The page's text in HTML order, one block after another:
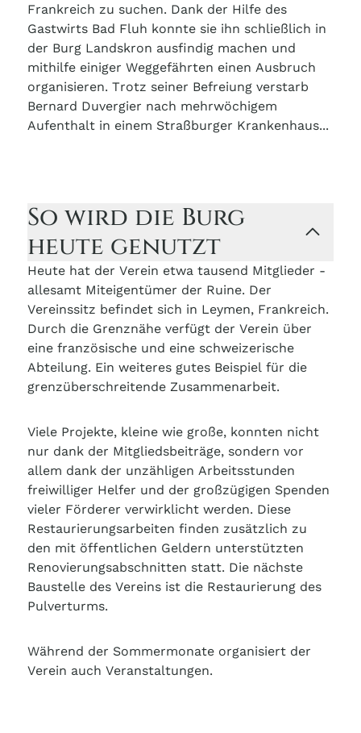
Frankreich zu suchen. Dank der Hilfe des
Gastwirts Bad Fluh konnte sie ihn schließlich in
der Burg Landskron ausfindig machen und
mithilfe einiger Weggefährten einen Ausbruch
organisieren. Trotz seiner Befreiung verstarb
Bernard Duvergier nach mehrwöchigem
Aufenthalt in einem Straßburger Krankenhaus...
So wird die Burg
heute genutzt
Heute hat der Verein etwa tausend Mitglieder -
allesamt Miteigentümer der Ruine. Der
Vereinssitz befindet sich in Leymen, Frankreich.
Durch die Grenznähe verfügt der Verein über
eine französische und eine schweizerische
Abteilung. Ein weiteres gutes Beispiel für die
grenzüberschreitende Zusammenarbeit.
Viele Projekte, kleine wie große, konnten nicht
nur dank der Mitgliedsbeiträge, sondern vor
allem dank der unzähligen Arbeitsstunden
freiwilliger Helfer und der großzügigen Spenden
vieler Förderer verwirklicht werden. Diese
Restaurierungsarbeiten finden zusätzlich zu
den mit öffentlichen Geldern unterstützten
Renovierungsabschnitten statt. Die nächste
Baustelle des Vereins ist die Restaurierung des
Pulverturms.
Während der Sommermonate organisiert der
Verein auch Veranstaltungen.